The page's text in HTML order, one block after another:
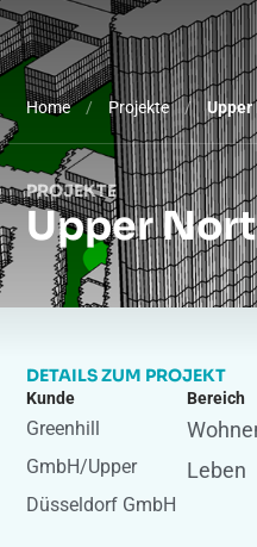
Home / Projekte / Upper
PROJEKTE
Upper
DETAILS ZUM PROJEKT
Kunde
Greenhill
GmbH/Upper
Düsseldorf GmbH
Bereich
Leben